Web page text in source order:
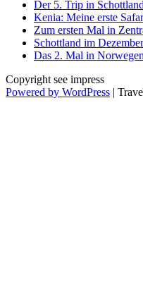
Der 5. Trip in Schottland
Kenia: Meine erste
Zum ersten Mal in
Schottland im Dezember
Das 2. Mal in Norwegen
Copyright see impress
Powered by WordPress |